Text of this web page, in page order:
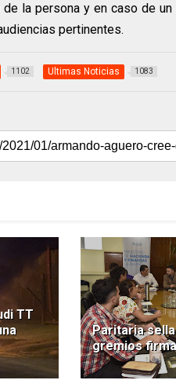
la persona y en caso de
pertinentes.
1102 Ultimas Noticias 1083
TT
Paritaria
gremios